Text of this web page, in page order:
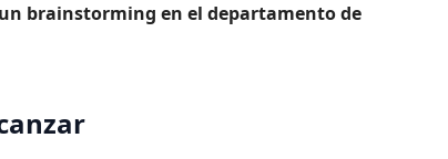
brainstorming en el departamento de